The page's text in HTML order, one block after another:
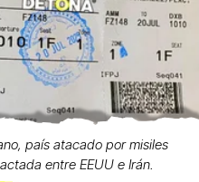
país atacado por misiles
entre EEUU e Irán.